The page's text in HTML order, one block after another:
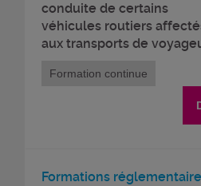
conduite de certains
véhicules routiers
aux transports de
Formation continue
Formations